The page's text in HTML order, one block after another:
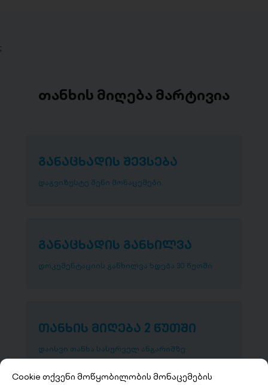
;
თანხის მიღება მარტივია
განაცხადის შევსება
დაგვიზუსტე შენი მონაცემები
განაცხადის განხილვა
დოკუმენტაციის განხილვა ხდება 30 წუთში
თანხის მიღება 2 წუთში
დაისვი თანხა სასურველ ანგარიშზე
Cookie თქვენი მოწყობილობის მონაცემების